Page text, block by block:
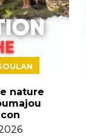
nature